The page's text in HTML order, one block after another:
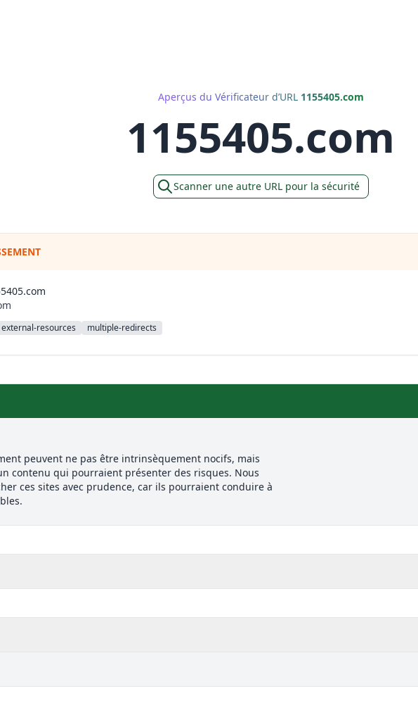
Aperçus du Vérificateur d’URL 1155405.com
1155405.com
Scanner une autre URL pour la sécurité
external-resources multiple-redirects
peuvent ne pas être intrinsèquement nocifs, mais
contenu qui pourraient présenter des risques. Nous
ces sites avec prudence, car ils pourraient conduire à